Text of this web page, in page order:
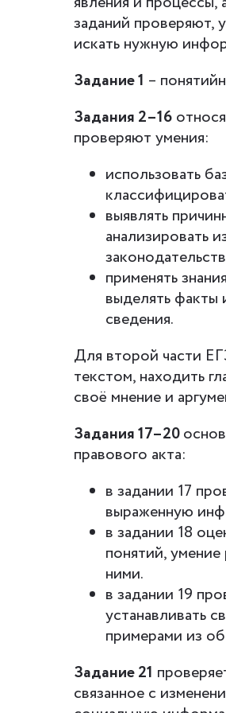
заданий проверяют,
искать нужную
Задание 1 –
Задания 2–16
проверяют умения:
использовать
выявлять
анализировать
применять
выделять факты
сведения.
Для второй части
текстом, находить
своё мнение и
Задания 17–20
правового акта:
в задании 17
выраженную
в задании 18
понятий, умение
ними.
в задании 19
устанавливать
примерами из
Задание 21
связанное с